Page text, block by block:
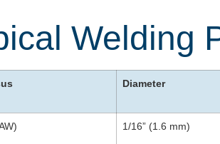
Welding
Diameter
1/16” (1.6 mm)